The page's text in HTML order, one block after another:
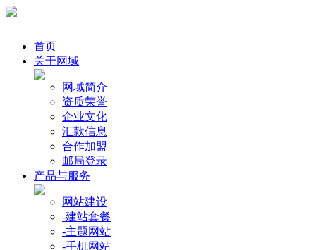
首页
关于网域
网域简介
资质荣誉
企业文化
汇款信息
合作加盟
邮局登录
产品与服务
网站建设
-建站套餐
-主题网站
-手机网站